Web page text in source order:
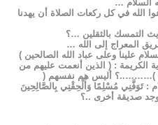
السلام …
الله في كل ركعات الصلاة أن يهدنا
التمسك بالثقلين …؟
المعراج إلى الله …
علينا وعلى عباد الله الصالحين )
الكريمة : ( الذين أنعمت عليهم من
)………..؟ أليس هم نفسهم (
: تَوَفَّنِي مُسْلِمًا وَأَلْحِقْنِي بِالصَّالِحِينَ
صديقة أخرى ..؟